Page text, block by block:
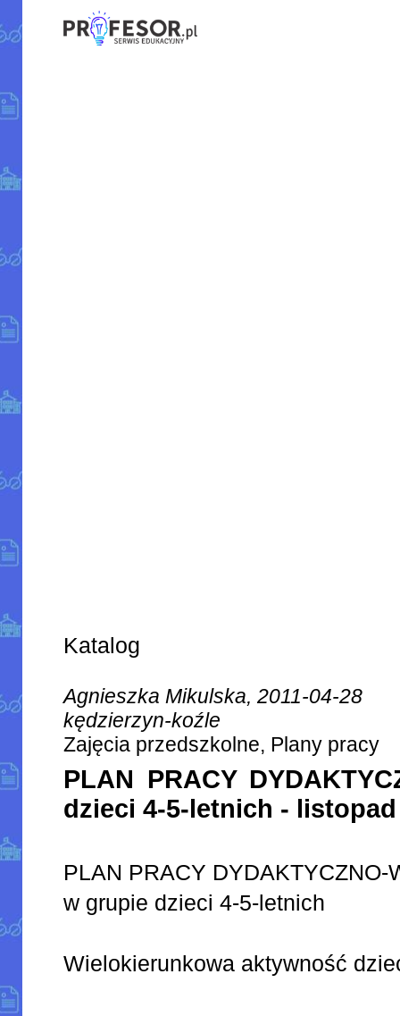
Katalog
Agnieszka Mikulska, 2011-04-28
kędzierzyn-koźle
Zajęcia przedszkolne, Plany pracy
PLAN PRACY
dzieci 4-5-letnich - listopad
PLAN PRACY DYDAKTYCZNO-
w grupie dzieci 4-5-letnich
Wielokierunkowa aktywność